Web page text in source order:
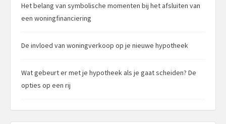
Het belang van symbolische momenten bij het afsluiten van
een woningfinanciering
De invloed van woningverkoop op je nieuwe hypotheek
Wat gebeurt er met je hypotheek als je gaat scheiden? De
opties op een rij